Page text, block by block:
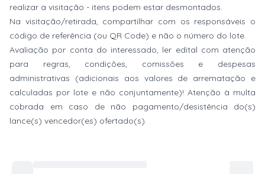
realizar a visitação - itens podem estar desmontados.
Na visitação/retirada, compartilhar com os responsáveis o
código de referência (ou QR Code) e não o número do lote.
Avaliação por conta do interessado, ler edital com atenção
para regras, condições, comissões e despesas
administrativas (adicionais aos valores de arrematação e
calculadas por lote e não conjuntamente)! Atenção à multa
cobrada em caso de não pagamento/desistência do(s)
lance(s) vencedor(es) ofertado(s).